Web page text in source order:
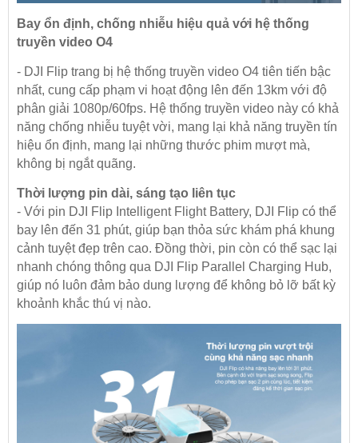
Bay ổn định, chống nhiễu hiệu quả với hệ thống
truyền video O4
- DJI Flip trang bị hệ thống truyền video O4 tiên tiến bậc
nhất, cung cấp phạm vi hoạt động lên đến 13km với độ
phân giải 1080p/60fps. Hệ thống truyền video này có khả
năng chống nhiễu tuyệt vời, mang lại khả năng truyền tín
hiệu ổn định, mang lại những thước phim mượt mà,
không bị ngắt quãng.
Thời lượng pin dài, sáng tạo liên tục
- Với pin DJI Flip Intelligent Flight Battery, DJI Flip có thể
bay lên đến 31 phút, giúp bạn thỏa sức khám phá khung
cảnh tuyệt đẹp trên cao. Đồng thời, pin còn có thể sạc lại
nhanh chóng thông qua DJI Flip Parallel Charging Hub,
giúp nó luôn đảm bảo dung lượng để không bỏ lỡ bất kỳ
khoảnh khắc thú vị nào.